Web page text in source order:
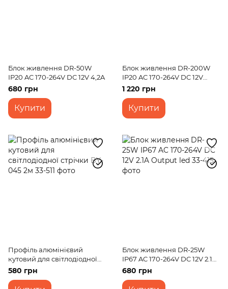
Блок живлення DR-50W
IP20 AC 170-264V DC 12V 4,2A
680 грн
Купити
Блок живлення DR-200W
IP20 AC 170-264V DC 12V
16.7A Output led
1 220 грн
Купити
Профіль алюмінієвий
кутовий для світлодіодної
стрічки BY-045 2м
580 грн
Блок живлення DR-25W
IP67 AC 170-264V DC 12V 2.1A
Output led
680 грн